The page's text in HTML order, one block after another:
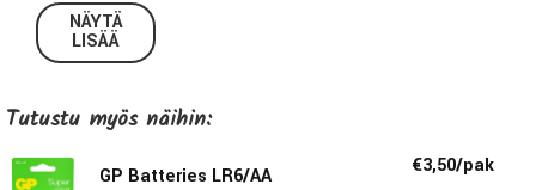
NÄYTÄ
LISÄÄ
Tutustu myös näihin:
GP Batteries LR6/AA €3,50/pak